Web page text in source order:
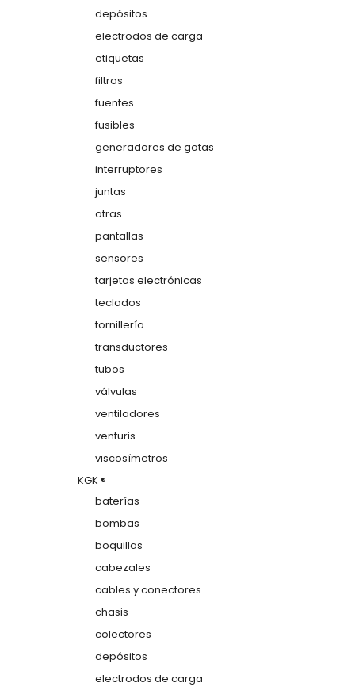
depósitos
electrodos de carga
etiquetas
filtros
fuentes
fusibles
generadores de gotas
interruptores
juntas
otras
pantallas
sensores
tarjetas electrónicas
teclados
tornillería
transductores
tubos
válvulas
ventiladores
venturis
viscosímetros
KGK ®
baterías
bombas
boquillas
cabezales
cables y conectores
chasis
colectores
depósitos
electrodos de carga